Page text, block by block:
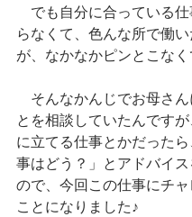
でも自分に合っている
らなくて、色んな所で働
が、なかなかピンとこなく
そんなかんじでお母さん
とを相談していたんです
に立てる仕事とかだった
事はどう？」とアドバイ
ので、今回この仕事にチ
ことになりました♪